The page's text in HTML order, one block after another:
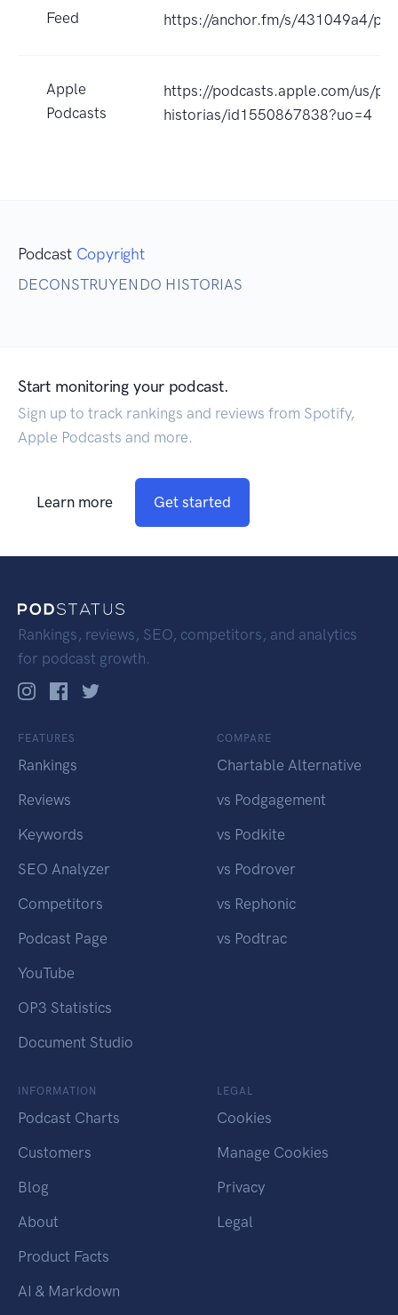
Feed https://anchor.fm/s/431049a4/
Apple
Podcasts
https://podcasts.apple.com/us/
historias/id1550867838?uo=4
Podcast Copyright
DECONSTRUYENDO HISTORIAS
Start monitoring your podcast.
Sign up to track rankings and reviews from Spotify,
Apple Podcasts and more.
Learn more Get started
Rankings, reviews, SEO, competitors, and analytics
for podcast growth.
FEATURES
Rankings
Reviews
Keywords
SEO Analyzer
Competitors
Podcast Page
YouTube
OP3 Statistics
Document Studio
COMPARE
Chartable Alternative
vs Podgagement
vs Podkite
vs Podrover
vs Rephonic
vs Podtrac
INFORMATION
Podcast Charts
Customers
Blog
About
Product Facts
AI & Markdown
LEGAL
Cookies
Manage Cookies
Privacy
Legal